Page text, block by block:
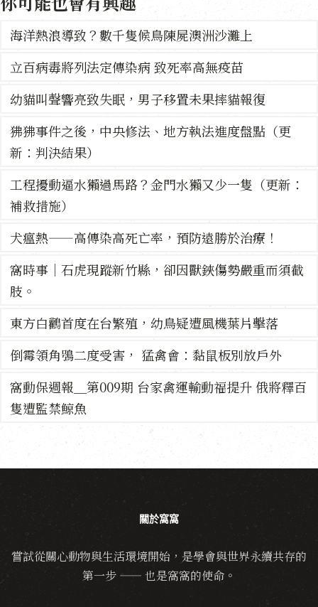
海洋熱浪導致？數千隻候鳥陳屍澳洲沙灘上
立百病毒將列法定傳染病 致死率高無疫苗
幼貓叫聲響亮致失眠，男子移置未果摔貓報復
狒狒事件之後，中央修法、地方執法進度盤點（更
新：判決結果）
工程擾動逼水獺過馬路？金門水獺又少一隻（更新：
補救措施）
犬瘟熱——高傳染高死亡率，預防遠勝於治療！
窩時事｜石虎現蹤新竹縣，卻因獸鋏傷勢嚴重而須截
肢。
東方白鸛首度在台繁殖，幼鳥疑遭風機葉片擊落
倒霉領角鴞二度受害， 猛禽會：黏鼠板別放戶外
窩動保週報＿第009期 台家禽運輸動福提升 俄將釋百
隻遭監禁鯨魚
關於窩窩
嘗試從關心動物與生活環境開始，是學會與世界永續共存的
第一步 —— 也是窩窩的使命。